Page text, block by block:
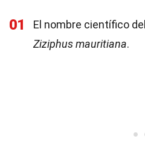
01
El nombre científico
Ziziphus mauritiana.